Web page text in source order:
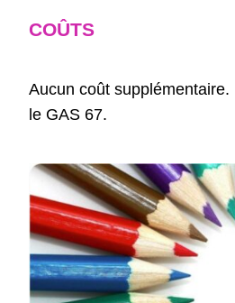
COÛTS
Aucun coût
le GAS 67.